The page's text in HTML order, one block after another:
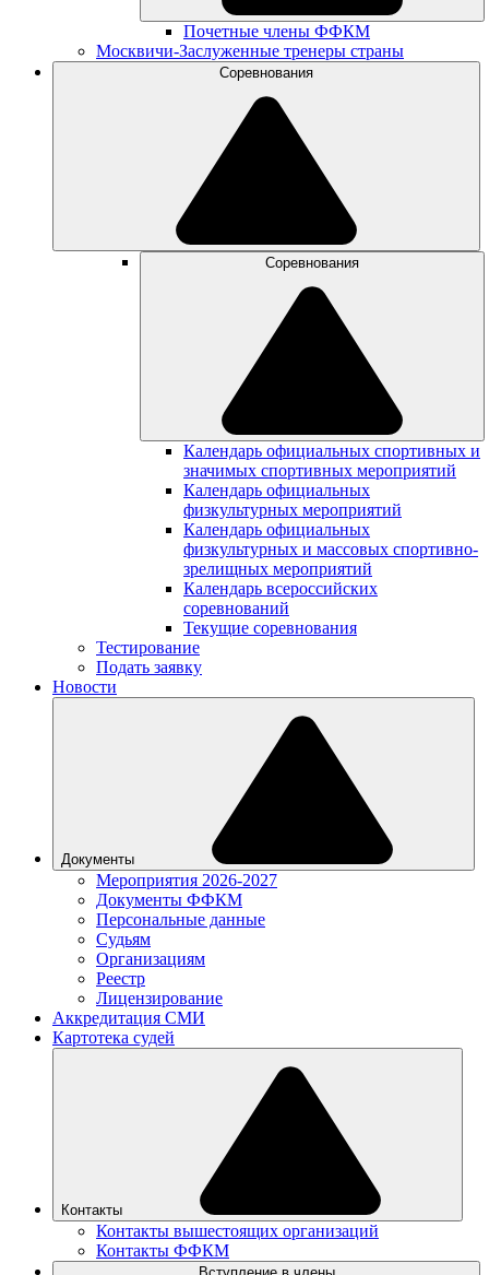
Почетные члены ФФКМ
Москвичи-Заслуженные тренеры страны
Соревнования
Соревнования
Календарь официальных спортивных и
значимых спортивных мероприятий
Календарь официальных
физкультурных мероприятий
Календарь официальных
физкультурных и массовых спортивно-
зрелищных мероприятий
Календарь всероссийских
соревнований
Текущие соревнования
Тестирование
Подать заявку
Новости
Документы
Мероприятия 2026-2027
Документы ФФКМ
Персональные данные
Судьям
Организациям
Реестр
Лицензирование
Аккредитация СМИ
Картотека судей
Контакты
Контакты вышестоящих организаций
Контакты ФФКМ